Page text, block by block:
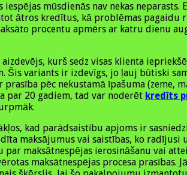
mūsdienās nav nekas
ātros kredītus, kā problēmas
procentu apmērs ar katru dienu
kurš sedz visas klienta
Šis variants ir izdevīgs, jo ļauj būtiski
pēc nekustamā īpašuma
par 20 gadiem, tad var noderēt kredīts
kad parādsaistību apjoms ir
maksājumus vai saistības, ko
maksātnespējas ierosināšanu vai
maksātnespējas procesa prasības.